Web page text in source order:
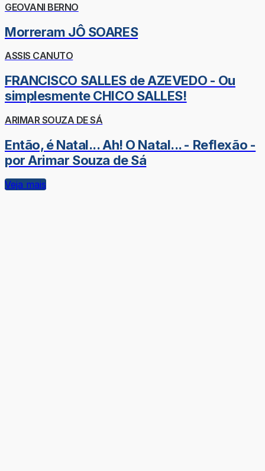
GEOVANI BERNO
Morreram JÔ SOARES
ASSIS CANUTO
FRANCISCO SALLES de AZEVEDO - Ou
simplesmente CHICO SALLES!
ARIMAR SOUZA DE SÁ
Então, é Natal... Ah! O Natal... - Reflexão -
por Arimar Souza de Sá
Veja mais